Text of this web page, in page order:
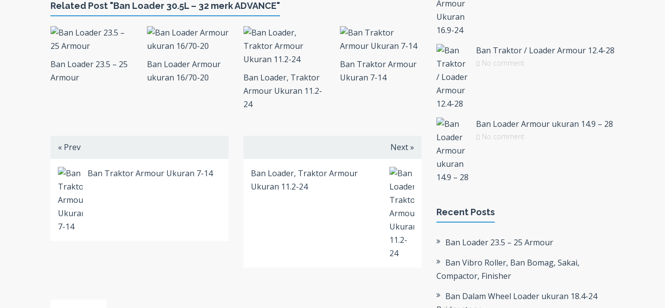
Related Post "Ban Loader 30.5L – 32 merk ADVANCE"
Ban Loader 23.5 – 25
Armour
Ban Loader Armour
ukuran 16/70-20
Ban Loader, Traktor
Armour Ukuran 11.2-
24
Ban Traktor Armour
Ukuran 7-14
« Prev
Ban Traktor Armour Ukuran 7-14
Next »
Ban Loader, Traktor Armour
Ukuran 11.2-24
Ban Traktor / Loader Armour 12.4-28
No comment
Ban Loader Armour ukuran 14.9 – 28
No comment
Recent Posts
Ban Loader 23.5 – 25 Armour
Ban Vibro Roller, Ban Bomag, Sakai,
Compactor, Finisher
Ban Dalam Wheel Loader ukuran 18.4-24